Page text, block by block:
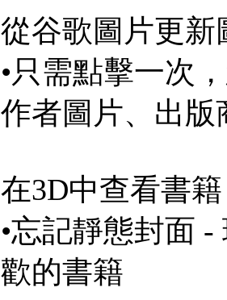
從谷歌圖片更新
•只需點擊一次
作者圖片、出版
在3D中查看書籍
•忘記靜態封面
歡的書籍